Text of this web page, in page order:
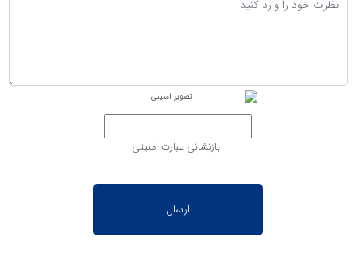
بازنشانی عبارت امنیتی